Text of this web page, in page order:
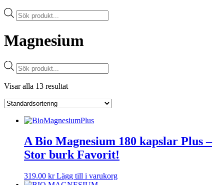
Products
search
Magnesium
Products
search
Visar alla 13 resultat
A Bio Magnesium 180 kapslar Plus –
Stor burk Favorit!
319.00 kr Lägg till i varukorg